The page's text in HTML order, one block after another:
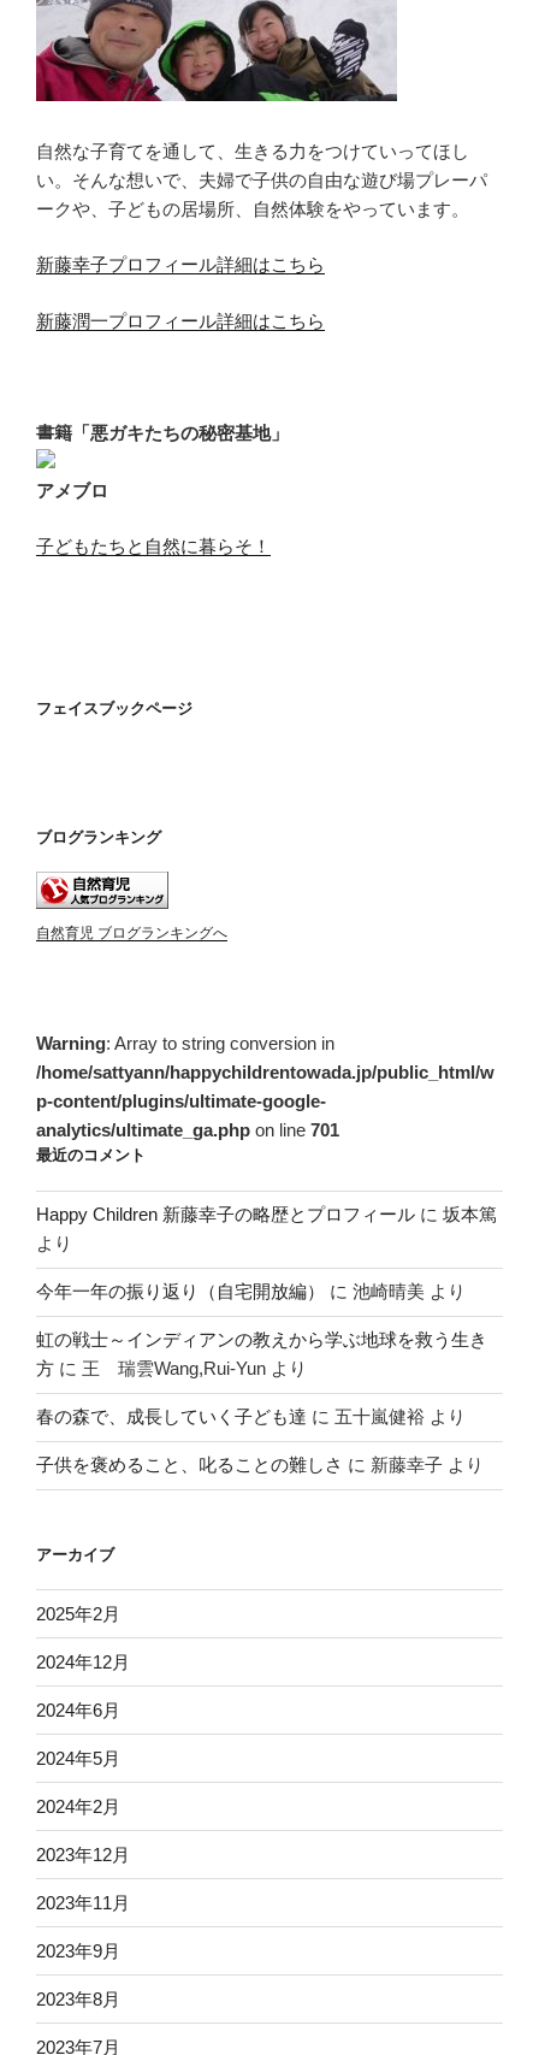
自然な子育てを通して、生きる力をつけていってほし
い。そんな想いで、夫婦で子供の自由な遊び場プレーパ
ークや、子どもの居場所、自然体験をやっています。
新藤幸子プロフィール詳細はこちら
新藤潤一プロフィール詳細はこちら
書籍「悪ガキたちの秘密基地」
アメブロ
子どもたちと自然に暮らそ！
フェイスブックページ
ブログランキング
自然育児 ブログランキングへ
Warning: Array to string conversion in
/home/sattyann/happychildrentowada.jp/public_html/w
p-content/plugins/ultimate-google-
analytics/ultimate_ga.php on line 701
最近のコメント
Happy Children 新藤幸子の略歴とプロフィール に 坂本篤
より
今年一年の振り返り（自宅開放編） に 池崎晴美 より
虹の戦士～インディアンの教えから学ぶ地球を救う生き
方 に 王 瑞雲Wang,Rui-Yun より
春の森で、成長していく子ども達 に 五十嵐健裕 より
子供を褒めること、叱ることの難しさ に 新藤幸子 より
アーカイブ
2025年2月
2024年12月
2024年6月
2024年5月
2024年2月
2023年12月
2023年11月
2023年9月
2023年8月
2023年7月